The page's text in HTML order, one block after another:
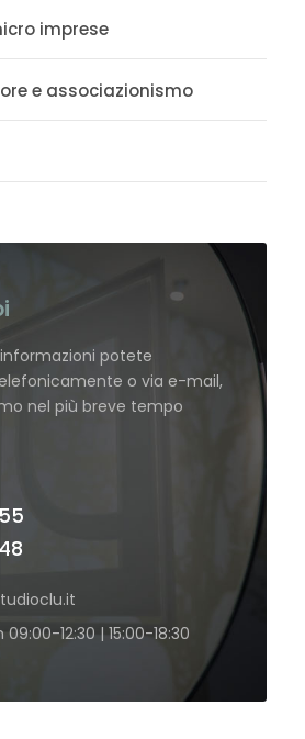
imprese
e associazionismo
potete
o via e-mail,
nel più breve tempo
09:00-12:30 | 15:00-18:30